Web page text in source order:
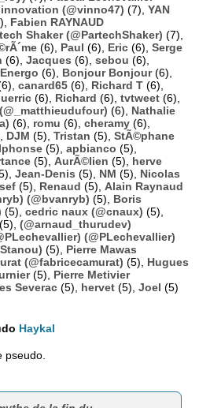
(@vinno47) (7), YAN
Fabien RAYNAUD
Shaker (@PartechShaker) (7),
(6), Paul (6), Eric (6), Serge
(6), Jacques (6), sebou (6),
Energo (6), Bonjour Bonjour(6),
canard65 (6), Richard T (6),
(6), Richard (6), tvtweet (6),
(6), Nathalie
(6), romu (6), cheramy (6),
DJM (5), Tristan (5), StÃ©phane
(5), apbianco (5),
(5), AurÃ©lien (5), herve
Jean-Denis (5), NM (5), Nicolas
(5), Renaud (5), Alain Raynaud
(@bvanryb) (5), Boris
(5), cedric naux (@cnaux) (5),
(5), (@arnaud_thurudev)
(@PLechevallier)
(5), Pierre Mawas
(@fabricecamurat) (5), Hugues
(5), Pierre Metivier
Severac (5), hervet (5), Joel (5)
Haykal
pseudo.